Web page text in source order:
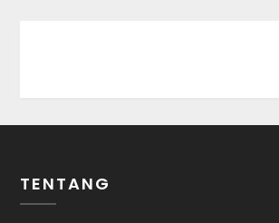
TENTANG